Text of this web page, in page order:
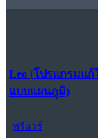
Leo (โปรแกรมแ
แบบแผนภูมิ)
ฟรีแวร์